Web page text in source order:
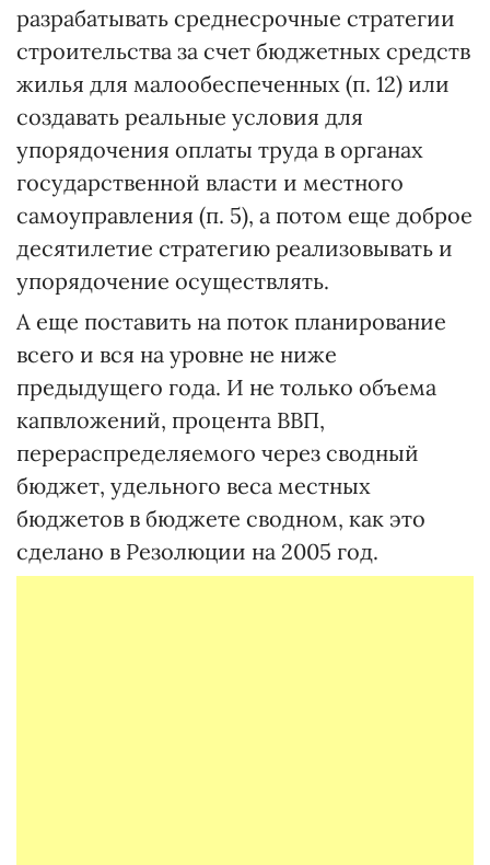
разрабатывать среднесрочные стратегии
строительства за счет бюджетных средств
жилья для малообеспеченных (п. 12) или
создавать реальные условия для
упорядочения оплаты труда в органах
государственной власти и местного
самоуправления (п. 5), а потом еще доброе
десятилетие стратегию реализовывать и
упорядочение осуществлять.
А еще поставить на поток планирование
всего и вся на уровне не ниже
предыдущего года. И не только объема
капвложений, процента ВВП,
перераспределяемого через сводный
бюджет, удельного веса местных
бюджетов в бюджете сводном, как это
сделано в Резолюции на 2005 год.